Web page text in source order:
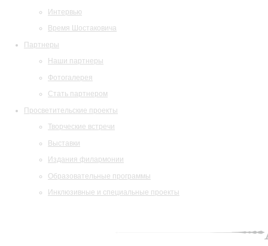
Интервью
Время Шостаковича
Партнеры
Наши партнеры
Фотогалерея
Стать партнером
Просветительские проекты
Творческие встречи
Выставки
Издания филармонии
Образовательные программы
Инклюзивные и специальные проекты